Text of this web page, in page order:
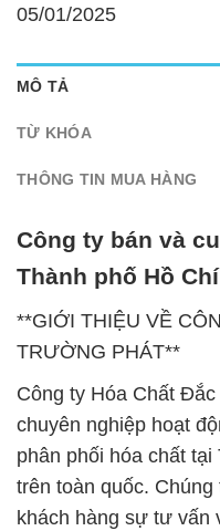
05/01/2025
MÔ TẢ
TỪ KHÓA
THÔNG TIN MUA HÀNG
Công ty bán và
Thành phố Hồ
**GIỚI THIỆU VỀ
TRƯỜNG PHÁT**
Công ty Hóa Chất
chuyên nghiệp hoạt
phân phối hóa chất
trên toàn quốc.
khách hàng sự tư vấn